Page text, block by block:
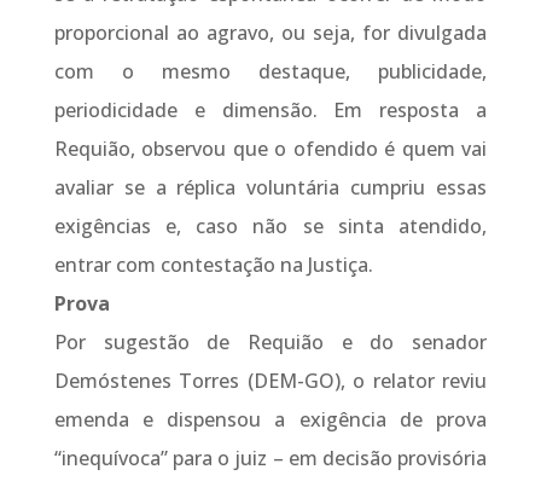
proporcional ao agravo, ou seja, for divulgada
com o mesmo destaque, publicidade,
periodicidade e dimensão. Em resposta a
Requião, observou que o ofendido é quem vai
avaliar se a réplica voluntária cumpriu essas
exigências e, caso não se sinta atendido,
entrar com contestação na Justiça.
Prova
Por sugestão de Requião e do senador
Demóstenes Torres (DEM-GO), o relator reviu
emenda e dispensou a exigência de prova
“inequívoca” para o juiz – em decisão provisória